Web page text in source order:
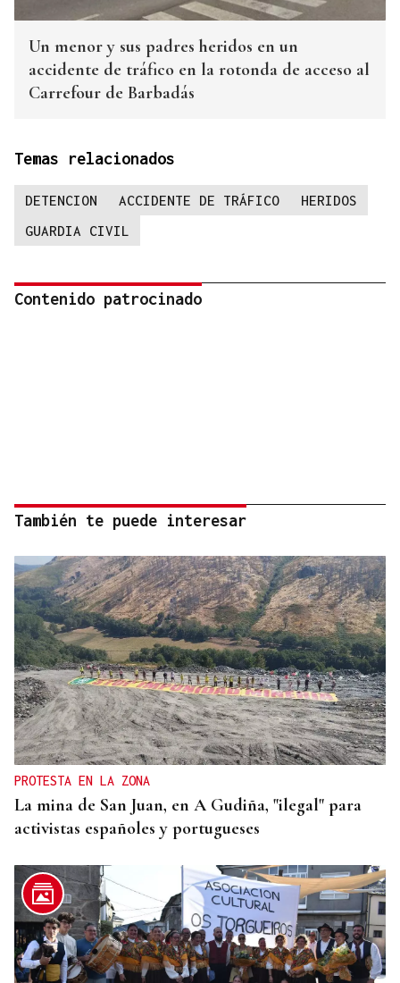
Un menor y sus padres heridos en un
accidente de tráfico en la rotonda de acceso al
Carrefour de Barbadás
Temas relacionados
DETENCION ACCIDENTE DE TRÁFICO
HERIDOS
GUARDIA CIVIL
Contenido patrocinado
También te puede interesar
PROTESTA EN LA ZONA
La mina de San Juan, en A Gudiña, "ilegal" para
activistas españoles y portugueses